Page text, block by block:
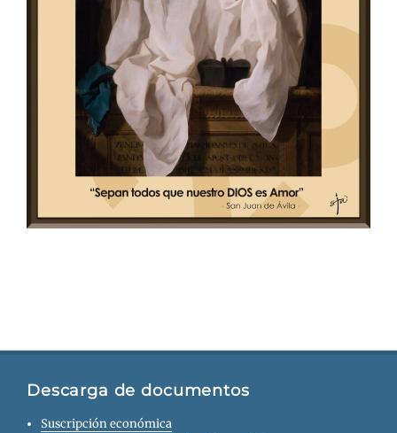
Descarga de documentos
Suscripción económica